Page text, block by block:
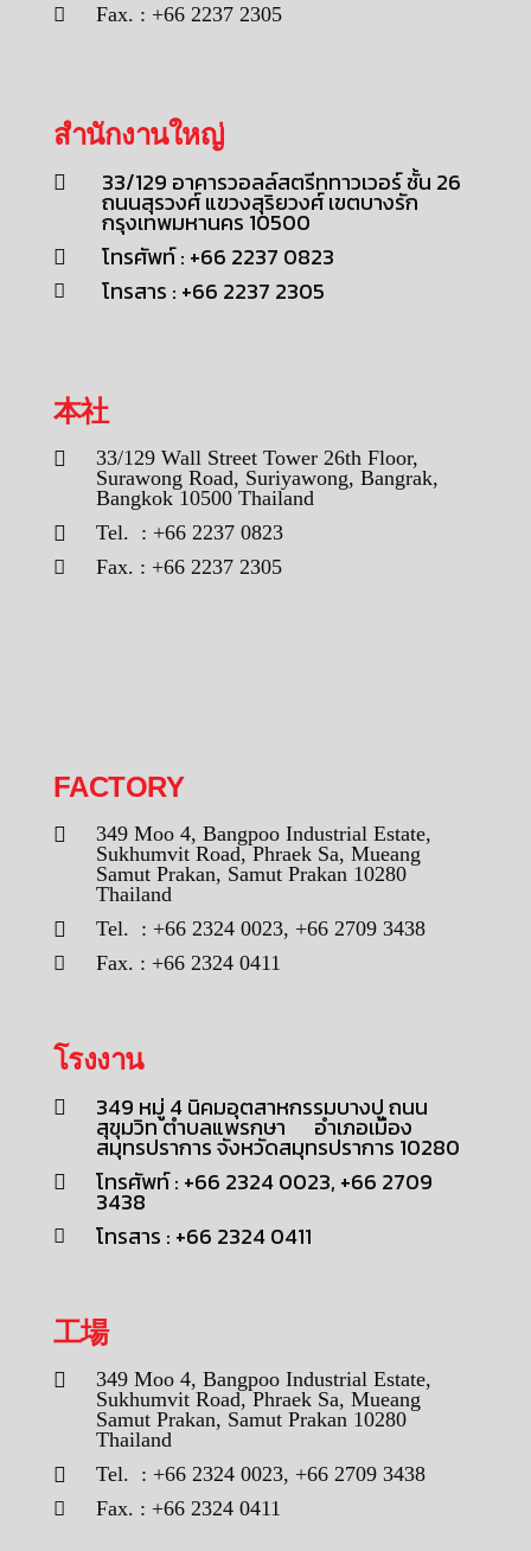
Fax. : +66 2237 2305
สำนักงานใหญ่
33/129 อาคารวอลล์สตรีททาวเวอร์ ชั้น 26
ถนนสุรวงศ์ แขวงสุริยวงศ์ เขตบางรัก
กรุงเทพมหานคร 10500
โทรศัพท์ : +66 2237 0823
โทรสาร : +66 2237 2305
本社
33/129 Wall Street Tower 26th Floor,
Surawong Road, Suriyawong, Bangrak,
Bangkok 10500 Thailand
Tel. : +66 2237 0823
Fax. : +66 2237 2305
FACTORY
349 Moo 4, Bangpoo Industrial Estate,
Sukhumvit Road, Phraek Sa, Mueang
Samut Prakan, Samut Prakan 10280
Thailand
Tel. : +66 2324 0023, +66 2709 3438
Fax. : +66 2324 0411
โรงงาน
349 หมู่ 4 นิคมอุตสาหกรรมบางปู ถนน
สุขุมวิท ตำบลแพรกษา อำเภอเมือง
สมุทรปราการ จังหวัดสมุทรปราการ 10280
โทรศัพท์ : +66 2324 0023, +66 2709
3438
โทรสาร : +66 2324 0411
工場
349 Moo 4, Bangpoo Industrial Estate,
Sukhumvit Road, Phraek Sa, Mueang
Samut Prakan, Samut Prakan 10280
Thailand
Tel. : +66 2324 0023, +66 2709 3438
Fax. : +66 2324 0411